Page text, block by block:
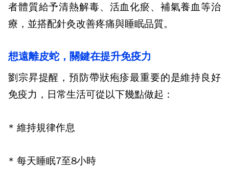
者體質給予清熱解毒、活血化瘀、補氣養血等治
療，並搭配針灸改善疼痛與睡眠品質。
想遠離皮蛇，關鍵在提升免疫力
劉宗昇提醒，預防帶狀疱疹最重要的是維持良好
免疫力，日常生活可從以下幾點做起：
* 維持規律作息
* 每天睡眠7至8小時